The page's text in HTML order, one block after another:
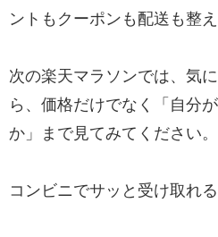
ントもクーポンも配送も整
次の楽天マラソンでは、気
ら、価格だけでなく「自分
か」まで見てみてください。
コンビニでサッと受け取れる